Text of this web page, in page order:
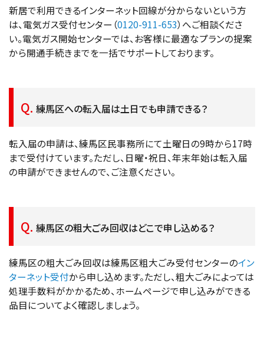
新居で利用できるインターネット回線が分からないという方
は、電気ガス受付センター（0120-911-653）へご相談くださ
い。電気ガス開始センターでは、お客様に最適なプランの提案
から開通手続きまでを一括でサポートしております。
練馬区への転入届は土日でも申請できる？
転入届の申請は、練馬区民事務所にて土曜日の9時から17時
まで受付けています。ただし、日曜・祝日、年末年始は転入届
の申請ができませんので、ご注意ください。
練馬区の粗大ごみ回収はどこで申し込める？
練馬区の粗大ごみ回収は練馬区粗大ごみ受付センターのイン
ターネット受付から申し込めます。ただし、粗大ごみによっては
処理手数料がかかるため、ホームページで申し込みができる
品目についてよく確認しましょう。